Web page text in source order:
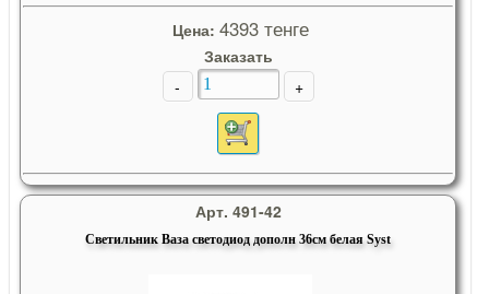
Цена: 4393 тенге
Заказать
-
+
Арт. 491-42
Светильник Ваза светодиод дополн 36см белая Syst